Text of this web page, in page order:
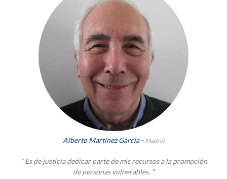
Alberto Martínez García - Madrid
" Es de justicia dedicar parte de mis recursos a la promoción
de personas vulnerables. "